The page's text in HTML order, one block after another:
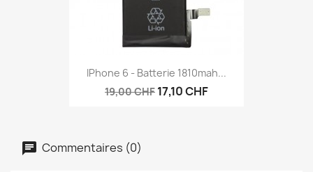
IPhone 6 - Batterie 1810mah...
19,00 CHF 17,10 CHF
Commentaires (0)